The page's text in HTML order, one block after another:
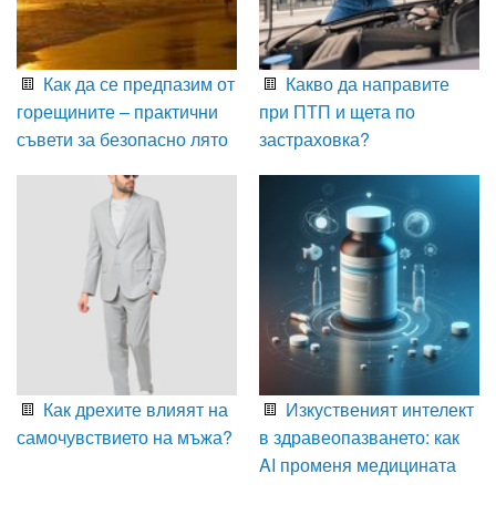
Как да се предпазим от
горещините – практични
съвети за безопасно лято
Какво да направите
при ПТП и щета по
застраховка?
Как дрехите влияят на
самочувствието на мъжа?
Изкуственият интелект
в здравеопазването: как
AI променя медицината